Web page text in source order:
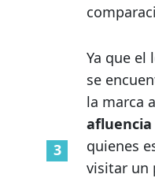
Ya que el
se
la marca
quienes
visitar un